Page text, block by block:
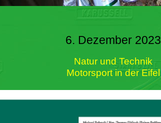
6. Dezember 2023
Natur und Technik
Motorsport in der Eifel